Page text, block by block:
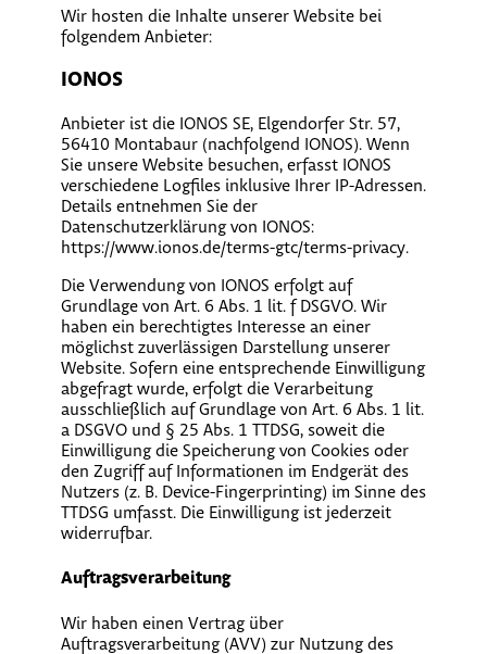
Wir hosten die Inhalte unserer Website bei
folgendem Anbieter:
IONOS
Anbieter ist die IONOS SE, Elgendorfer Str. 57,
56410 Montabaur (nachfolgend IONOS). Wenn
Sie unsere Website besuchen, erfasst IONOS
verschiedene Logfiles inklusive Ihrer IP-Adressen.
Details entnehmen Sie der
Datenschutzerklärung von IONOS:
https://www.ionos.de/terms-gtc/terms-privacy.
Die Verwendung von IONOS erfolgt auf
Grundlage von Art. 6 Abs. 1 lit. f DSGVO. Wir
haben ein berechtigtes Interesse an einer
möglichst zuverlässigen Darstellung unserer
Website. Sofern eine entsprechende Einwilligung
abgefragt wurde, erfolgt die Verarbeitung
ausschließlich auf Grundlage von Art. 6 Abs. 1 lit.
a DSGVO und § 25 Abs. 1 TTDSG, soweit die
Einwilligung die Speicherung von Cookies oder
den Zugriff auf Informationen im Endgerät des
Nutzers (z. B. Device-Fingerprinting) im Sinne des
TTDSG umfasst. Die Einwilligung ist jederzeit
widerrufbar.
Auftragsverarbeitung
Wir haben einen Vertrag über
Auftragsverarbeitung (AVV) zur Nutzung des